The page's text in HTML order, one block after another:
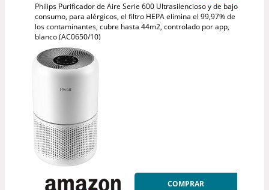
Philips Purificador de Aire Serie 600 Ultrasilencioso y de bajo
consumo, para alérgicos, el filtro HEPA elimina el 99,97% de
los contaminantes, cubre hasta 44m2, controlado por app,
blanco (AC0650/10)
COMPRAR